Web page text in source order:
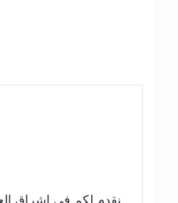
نقدم لكم في اشراق العالم